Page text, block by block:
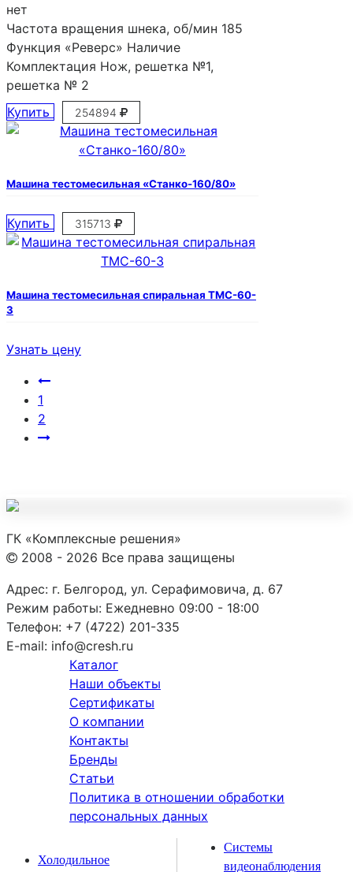
нет
Частота вращения шнека, об/мин 185
Функция «Реверс» Наличие
Комплектация Нож, решетка №1,
решетка № 2
Купить
254894
Машина тестомесильная «Станко-160/80»
Купить 315713
Машина тестомесильная спиральная ТМС-60-
3
Узнать цену
1
2
ГК «Комплексные решения»
2008 - 2026 Все права защищены
Адрес: г. Белгород, ул. Серафимовича, д. 67
Режим работы: Ежедневно 09:00 - 18:00
Телефон: +7 (4722) 201-335
E-mail: info@cresh.ru
Каталог
Наши объекты
Сертификаты
О компании
Контакты
Бренды
Статьи
Политика в отношении обработки
персональных данных
Холодильное
Системы
видеонаблюдения